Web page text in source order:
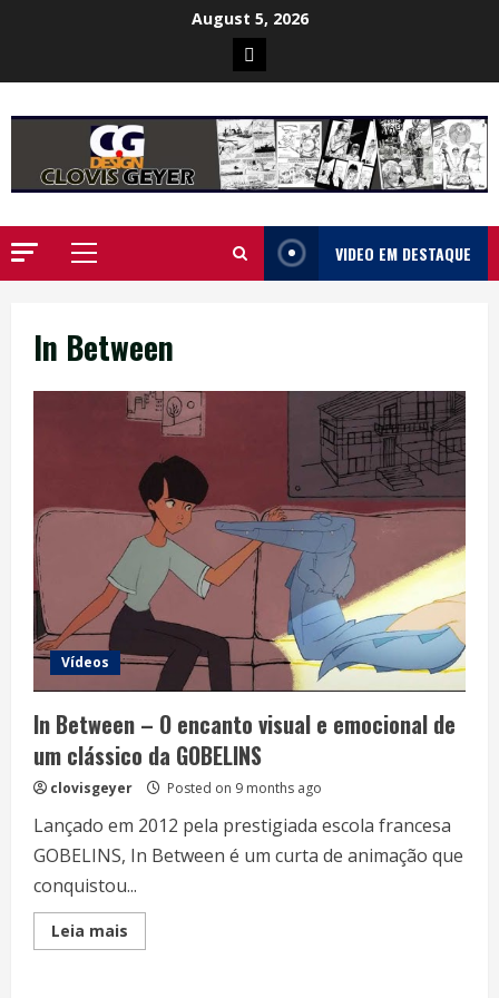
August 5, 2026
Poster
da
Ilha
Primary
VIDEO EM DESTAQUE
In Between
Vídeos
In Between – O encanto visual e emocional de
um clássico da GOBELINS
clovisgeyer Posted on 9 months ago
Lançado em 2012 pela prestigiada escola francesa
GOBELINS, In Between é um curta de animação que
conquistou...
Leia mais
more